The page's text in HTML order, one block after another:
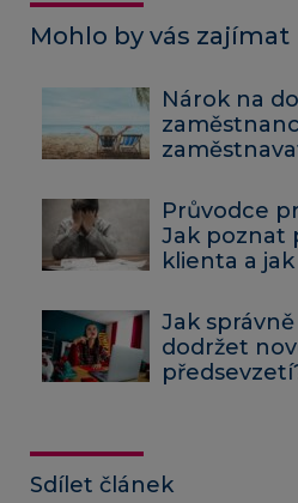
Mohlo by vás zajímat
Nárok na
Průvodce
Jak poznat
klienta a
Jak
dodržet
Sdílet článek